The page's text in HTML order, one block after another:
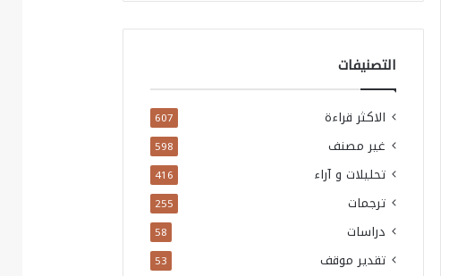
التصنيفات
الاكثر قراءة 607
غير مصنف 598
تحليلات و آراء 416
ترجمات 255
دراسات 58
تقدير موقف 53